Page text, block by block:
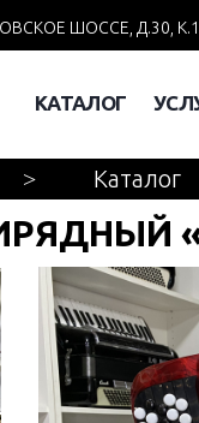
ШОССЕ, Д.30, К.1
КАТАЛОГ
Каталог